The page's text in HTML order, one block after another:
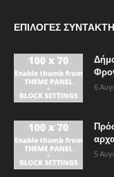
ΕΠΙΛΟΓΈΣ ΣΥΝΤΆΚΤΗ
6
5